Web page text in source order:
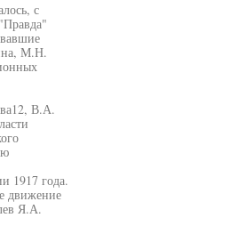
с
М.Н.
В.А.
1917 года.
движение
Я.А.